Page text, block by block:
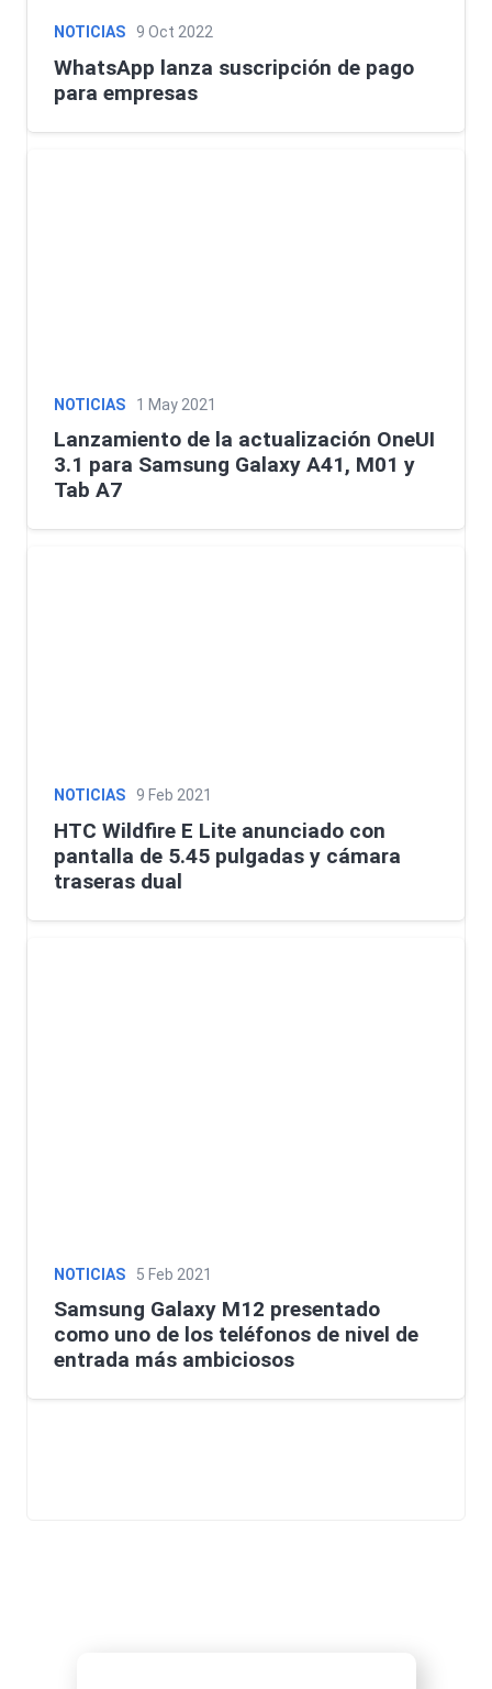
NOTICIAS 9 Oct 2022
WhatsApp lanza suscripción de pago
para empresas
NOTICIAS 1 May 2021
Lanzamiento de la actualización OneUI
3.1 para Samsung Galaxy A41, M01 y
Tab A7
NOTICIAS 9 Feb 2021
HTC Wildfire E Lite anunciado con
pantalla de 5.45 pulgadas y cámara
traseras dual
NOTICIAS 5 Feb 2021
Samsung Galaxy M12 presentado
como uno de los teléfonos de nivel de
entrada más ambiciosos